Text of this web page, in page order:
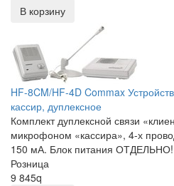
В корзину
HF-8CM/HF-4D Commax
кассир, дуплексное
Комплект дуплексной связи
микрофоном «кассира», 4-х
150 мА. Блок питания ОТДЕЛЬНО!
Розница
9 845q